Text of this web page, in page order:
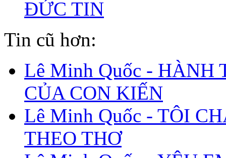
ĐỨC TIN
Tin cũ hơn:
Lê Minh Quốc - HÀNH
CỦA CON KIẾN
Lê Minh Quốc - TÔI
THEO THƠ